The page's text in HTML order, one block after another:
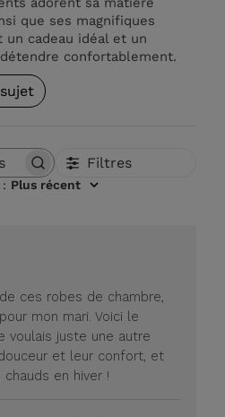
que ses magnifiques
cadeau idéal et un
confortablement.
des avis Filtres
: Plus récent
ces robes de chambre,
mon mari. Voici le
voulais juste une autre
et leur confort, et
en hiver !